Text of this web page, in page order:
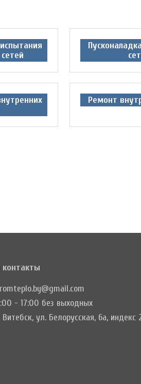
Ремонт
- 17:00 без выходных
Витебск, ул. Белорусская, 6а, индекс